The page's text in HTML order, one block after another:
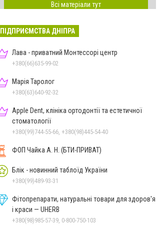
Всі матеріали тут
ПІДПРИЄМСТВА ДНІПРА
Лава - приватний Монтессорі центр
+380(66)635-99-02
Марія Таролог
+380(63)640-92-32
Apple Dent, клініка ортодонтії та естетичної
стоматології
+380(99)744-55-66, +380(98)445-54-40
ФОП Чайка А. Н. (БТИ-ПРИВАТ)
Блік - новинний таблоїд України
+380(99)489-93-31
Фітопрепарати, натуральні товари для здоров'я
і краси — UHERB
+380(98)985-57-39, 0-800-750-103